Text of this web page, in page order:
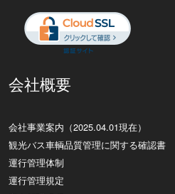
会社概要
会社事業案内（2025.04.01現在）
観光バス車輌品質管理に関する確認書
運行管理体制
運行管理規定